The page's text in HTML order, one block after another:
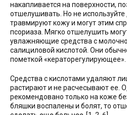
накапливается на поверхности,
отшелушивать. Но не
травмируют кожу и могут этим
псориаза. Мягко отшелушить
увлажняющие средства с
салициловой кислотой. Они
пометкой «кераторегулирующее».
Средства с кислотами удаляют
растирают и не расчесывают ее.
рекомендовано только на коже
бляшки воспалены и болят, то